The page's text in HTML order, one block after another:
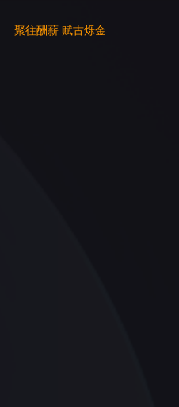
聚往酬薪 赋古烁金